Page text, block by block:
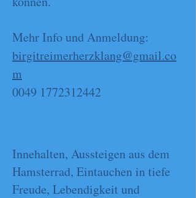
Mehr Info und Anmeldung:
birgitreimerherzklang@gmail.co
m
0049 1772312442
Innehalten, Aussteigen aus dem
Hamsterrad, Eintauchen in tiefe
Freude, Lebendigkeit und